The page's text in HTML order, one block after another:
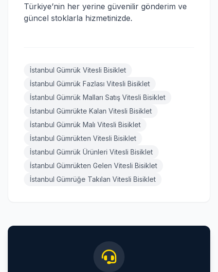
Türkiye’nin her yerine güvenilir gönderim ve
güncel stoklarla hizmetinizde.
İstanbul Gümrük Vitesli Bisiklet
İstanbul Gümrük Fazlası Vitesli Bisiklet
İstanbul Gümrük Malları Satış Vitesli Bisiklet
İstanbul Gümrükte Kalan Vitesli Bisiklet
İstanbul Gümrük Malı Vitesli Bisiklet
İstanbul Gümrükten Vitesli Bisiklet
İstanbul Gümrük Ürünleri Vitesli Bisiklet
İstanbul Gümrükten Gelen Vitesli Bisiklet
İstanbul Gümrüğe Takılan Vitesli Bisiklet